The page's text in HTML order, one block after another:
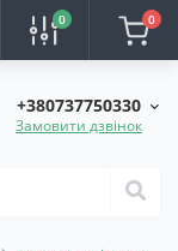
0 0
+380737750330
Замовити дзвінок